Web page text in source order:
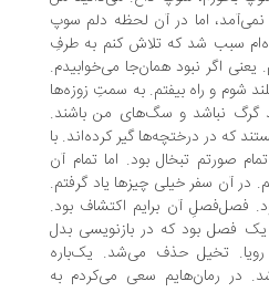
اما در آن لحظه دلم سوپ
شد که تلاش کنم به طرفِ
نبود همان‌جا می‌خوابیدم.
راه بیفتم. به سمتِ زوزه‌ها
و سگ‌های من باشند.
گیر کرده‌اند. با
تبخال بود. اما تمام آن
خیلی چیز‌ها یاد گرفتم.
آن برایم اکتشاف بود.
بود که در بازنویسی بدل
حذف می‌شد. یک‌باره
سعی می‌کردم به